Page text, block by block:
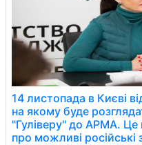
14 листопада в Києві
на якому буде
"Гуліверу" до АРМА. Це
про можливі